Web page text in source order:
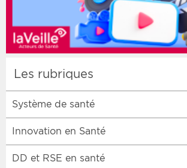
Les rubriques
Système de santé
Innovation en Santé
DD et RSE en santé